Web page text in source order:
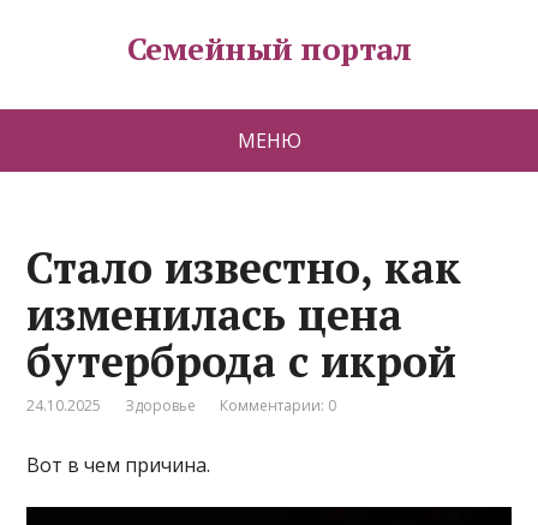
Семейный портал
МЕНЮ
Стало известно, как
изменилась цена
бутерброда с икрой
24.10.2025 Здоровье Комментарии: 0
Вот в чем причина.